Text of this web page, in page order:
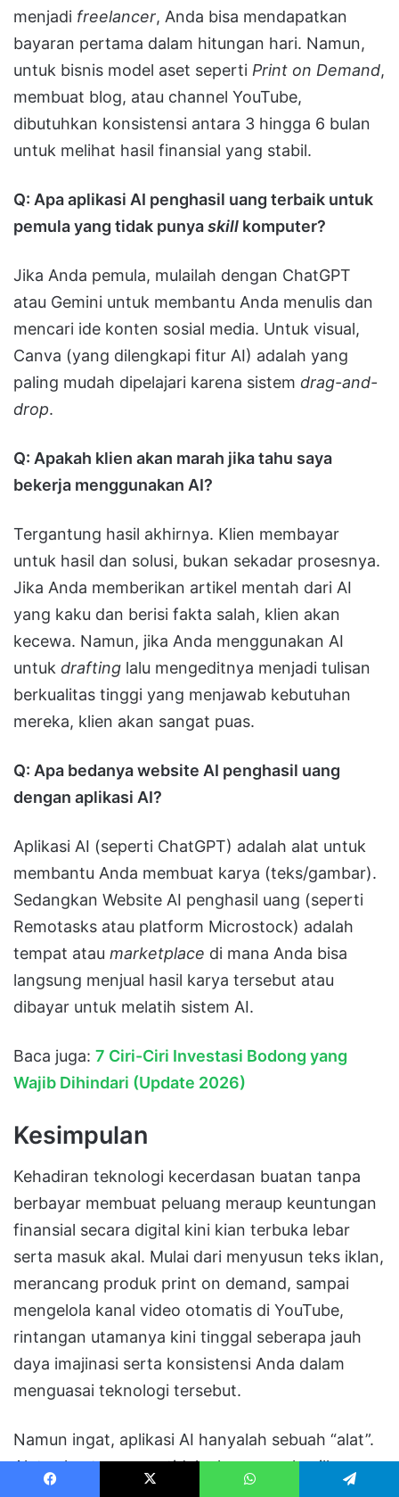
menjadi freelancer, Anda bisa mendapatkan
bayaran pertama dalam hitungan hari. Namun,
untuk bisnis model aset seperti Print on Demand,
membuat blog, atau channel YouTube,
dibutuhkan konsistensi antara 3 hingga 6 bulan
untuk melihat hasil finansial yang stabil.
Q: Apa aplikasi AI penghasil uang terbaik untuk
pemula yang tidak punyaskill komputer?
Jika Anda pemula, mulailah dengan ChatGPT
atau Gemini untuk membantu Anda menulis dan
mencari ide konten sosial media. Untuk visual,
Canva (yang dilengkapi fitur AI) adalah yang
paling mudah dipelajari karena sistem drag-and-
drop.
Q: Apakah klien akan marah jika tahu saya
bekerja menggunakan AI?
Tergantung hasil akhirnya. Klien membayar
untuk hasil dan solusi, bukan sekadar prosesnya.
Jika Anda memberikan artikel mentah dari AI
yang kaku dan berisi fakta salah, klien akan
kecewa. Namun, jika Anda menggunakan AI
untuk drafting lalu mengeditnya menjadi tulisan
berkualitas tinggi yang menjawab kebutuhan
mereka, klien akan sangat puas.
Q: Apa bedanya website AI penghasil uang
dengan aplikasi AI?
Aplikasi AI (seperti ChatGPT) adalah alat untuk
membantu Anda membuat karya (teks/gambar).
Sedangkan Website AI penghasil uang (seperti
Remotasks atau platform Microstock) adalah
tempat atau marketplace di mana Anda bisa
langsung menjual hasil karya tersebut atau
dibayar untuk melatih sistem AI.
Baca juga: 7 Ciri-Ciri Investasi Bodong yang
Wajib Dihindari (Update 2026)
Kesimpulan
Kehadiran teknologi kecerdasan buatan tanpa
berbayar membuat peluang meraup keuntungan
finansial secara digital kini kian terbuka lebar
serta masuk akal. Mulai dari menyusun teks iklan,
merancang produk print on demand, sampai
mengelola kanal video otomatis di YouTube,
rintangan utamanya kini tinggal seberapa jauh
daya imajinasi serta konsistensi Anda dalam
menguasai teknologi tersebut.
Namun ingat, aplikasi AI hanyalah sebuah “alat”.
Alat sekuat apa pun tidak akan menghasilkan